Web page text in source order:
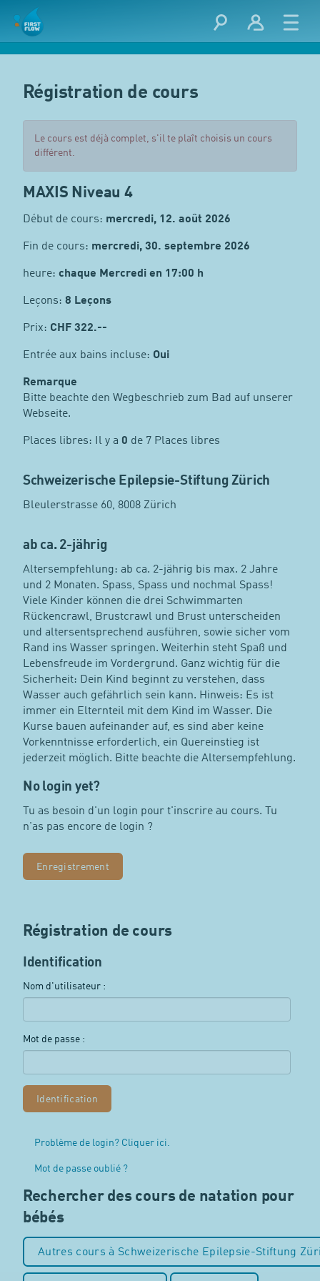
Régistration de cours
Le cours est déjà complet, s'il te plaît choisis un cours
différent.
MAXIS Niveau 4
Début de cours: mercredi, 12. août 2026
Fin de cours: mercredi, 30. septembre 2026
heure: chaque Mercredi en 17:00 h
Leçons: 8 Leçons
Prix: CHF 322.--
Entrée aux bains incluse: Oui
Remarque
Bitte beachte den Wegbeschrieb zum Bad auf unserer
Webseite.
Places libres: Il y a 0 de 7 Places libres
Schweizerische Epilepsie-Stiftung Zürich
Bleulerstrasse 60, 8008 Zürich
ab ca. 2-jährig
Altersempfehlung: ab ca. 2-jährig bis max. 2 Jahre
und 2 Monaten. Spass, Spass und nochmal Spass!
Viele Kinder können die drei Schwimmarten
Rückencrawl, Brustcrawl und Brust unterscheiden
und altersentsprechend ausführen, sowie sicher vom
Rand ins Wasser springen. Weiterhin steht Spaß und
Lebensfreude im Vordergrund. Ganz wichtig für die
Sicherheit: Dein Kind beginnt zu verstehen, dass
Wasser auch gefährlich sein kann. Hinweis: Es ist
immer ein Elternteil mit dem Kind im Wasser. Die
Kurse bauen aufeinander auf, es sind aber keine
Vorkenntnisse erforderlich, ein Quereinstieg ist
jederzeit möglich. Bitte beachte die Altersempfehlung.
No login yet?
Tu as besoin d'un login pour t'inscrire au cours. Tu
n'as pas encore de login ?
Enregistrement
Régistration de cours
Identification
Nom d'utilisateur :
Mot de passe :
Problème de login? Cliquer ici.
Mot de passe oublié ?
Rechercher des cours de natation pour
bébés
Autres cours à Schweizerische Epilepsie-Stiftung